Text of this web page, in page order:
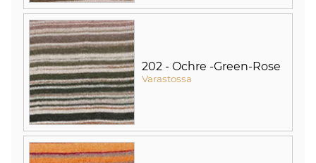
202 - Ochre -Green-Rose
Varastossa